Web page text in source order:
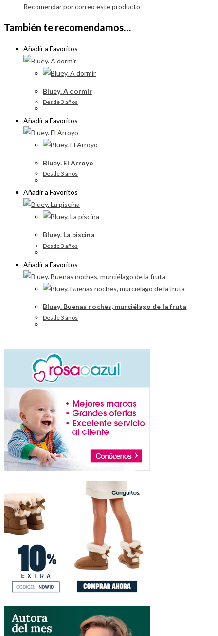
Recomendar por correo este producto
También te recomendamos…
Añadir a Favoritos
Bluey. A dormir
Desde 3 años
Añadir a Favoritos
Bluey. El Arroyo
Desde 3 años
Añadir a Favoritos
Bluey. La piscina
Desde 3 años
Añadir a Favoritos
Bluey. Buenas noches, murciélago de la fruta
Desde 3 años